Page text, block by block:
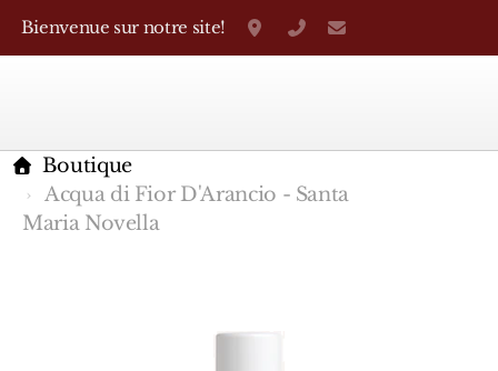
Bienvenue sur notre site! Grand-Rue 38, Genève
+41 22 310 38 75
Boutique
Acqua di Fior D'Arancio - Santa
Maria Novella